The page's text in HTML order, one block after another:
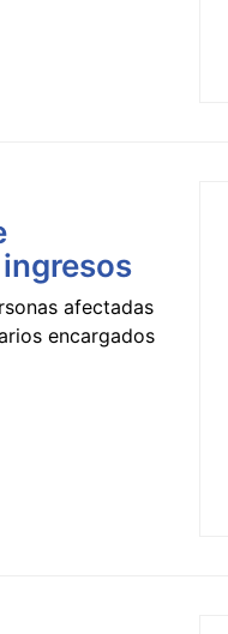
afectadas
encargados